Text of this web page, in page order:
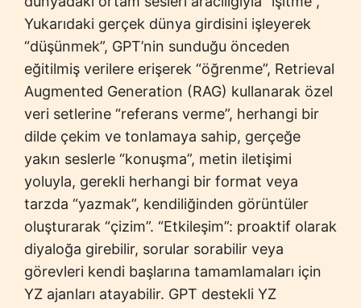
Yukarıdaki gerçek dünya girdisini işleyerek
“düşünmek”, GPT’nin sunduğu önceden
eğitilmiş verilere erişerek “öğrenme”, Retrieval
Augmented Generation (RAG) kullanarak özel
veri setlerine “referans verme”, herhangi bir
dilde çekim ve tonlamaya sahip, gerçeğe
yakın seslerle “konuşma”, metin iletişimi
yoluyla, gerekli herhangi bir format veya
tarzda “yazmak”, kendiliğinden görüntüler
oluşturarak “çizim”. “Etkileşim”: proaktif olarak
diyaloğa girebilir, sorular sorabilir veya
görevleri kendi başlarına tamamlamaları için
YZ ajanları atayabilir. GPT destekli YZ